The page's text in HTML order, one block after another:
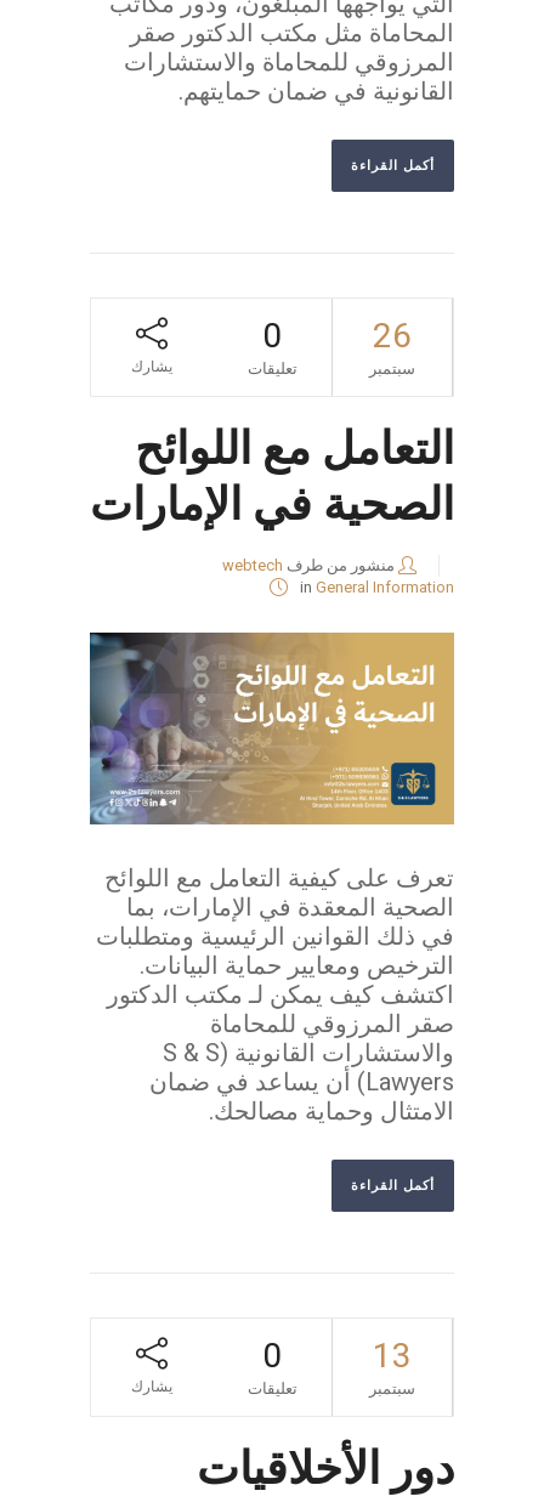
المحاماة مثل مكتب الدكتور صقر
المرزوقي للمحاماة والاستشارات
القانونية في ضمان حمايتهم.
أكمل القراءة
26
سبتمبر
0
تعليقات يشارك
التعامل مع اللوائح
الصحية في الإمارات
منشور من طرف webtech
in General Information
تعرف على كيفية التعامل مع اللوائح
الصحية المعقدة في الإمارات، بما
في ذلك القوانين الرئيسية ومتطلبات
الترخيص ومعايير حماية البيانات.
اكتشف كيف يمكن لـ مكتب الدكتور
صقر المرزوقي للمحاماة
والاستشارات القانونية (S & S
Lawyers) أن يساعد في ضمان
الامتثال وحماية مصالحك.
أكمل القراءة
13
سبتمبر
0
تعليقات يشارك
دور الأخلاقيات